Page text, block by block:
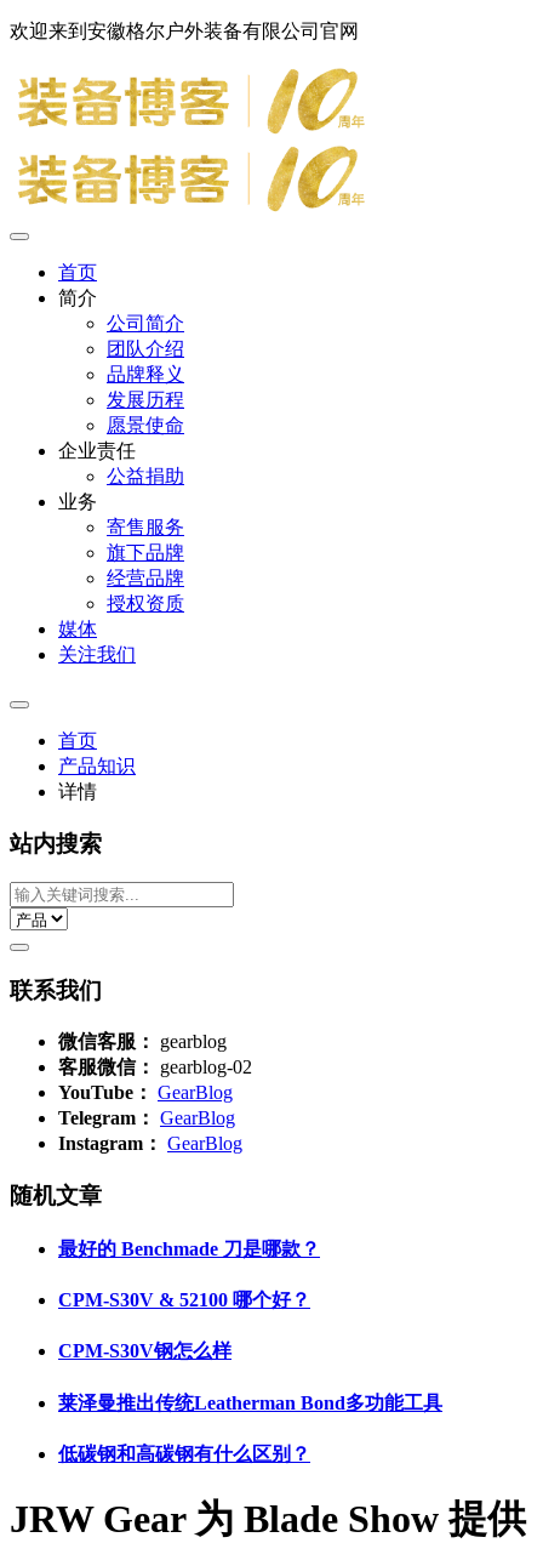
欢迎来到安徽格尔户外装备有限公司官网
首页
简介
公司简介
团队介绍
品牌释义
发展历程
愿景使命
企业责任
公益捐助
业务
寄售服务
旗下品牌
经营品牌
授权资质
媒体
关注我们
首页
产品知识
详情
站内搜索
联系我们
微信客服：
gearblog
客服微信：
gearblog-02
YouTube： GearBlog
Telegram： GearBlog
Instagram： GearBlog
随机文章
最好的 Benchmade 刀是哪款？
CPM-S30V & 52100 哪个好？
CPM-S30V钢怎么样
莱泽曼推出传统Leatherman Bond多功能工具
低碳钢和高碳钢有什么区别？
JRW Gear 为 Blade Show 提供